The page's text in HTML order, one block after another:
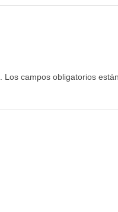
Los campos obligatorios